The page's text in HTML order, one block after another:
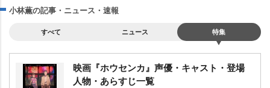
小林薫の記事・ニュース・速報
すべて ニュース 特集
映画『ホウセンカ』声優・キャスト・登場
人物・あらすじ一覧